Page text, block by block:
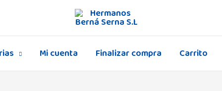
Mi cuenta Finalizar compra Carrito